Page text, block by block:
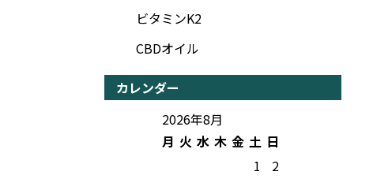
ビタミンK2
CBDオイル
カレンダー
2026年8月
月 火 水 木 金 土 日
1
2